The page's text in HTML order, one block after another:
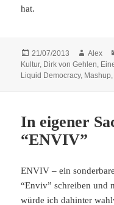
hat.
Posted
on
21/07/2013 Author
Alex
Kultur, Dirk von Gehlen
Liquid Democracy, Mashup
In eigener
“ENVIV”
ENVIV – ein
“Enviv” schreiben und
würde ich dahinter